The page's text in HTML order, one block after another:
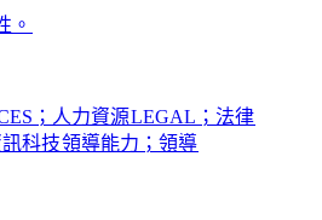
。​​
；人力資源​​LEGAL；法律​​
科技​​領導能力；領導​​